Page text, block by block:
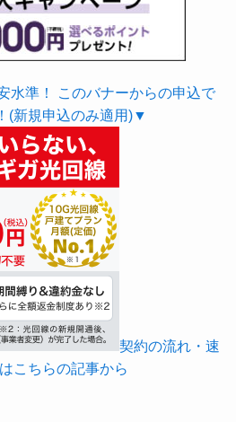
水準！ このバナーからの申込で
(新規申込のみ適用)▼
契約の流れ・速
こちらの記事から